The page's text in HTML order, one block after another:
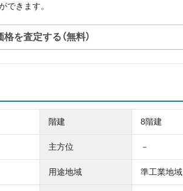
できます。
を査定する（無料）
階建 8階建
主方位 －
用途地域 準工業地域